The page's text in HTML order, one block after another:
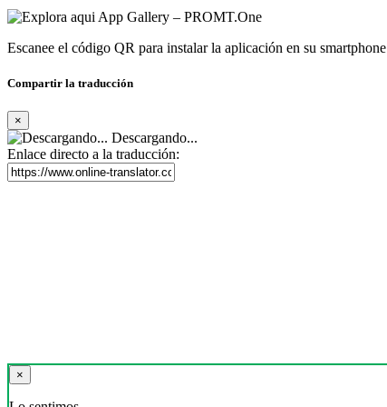
Escanee el código QR para instalar la aplicación en su smartphone
Compartir la traducción
×
Descargando...
Enlace directo a la traducción:
×